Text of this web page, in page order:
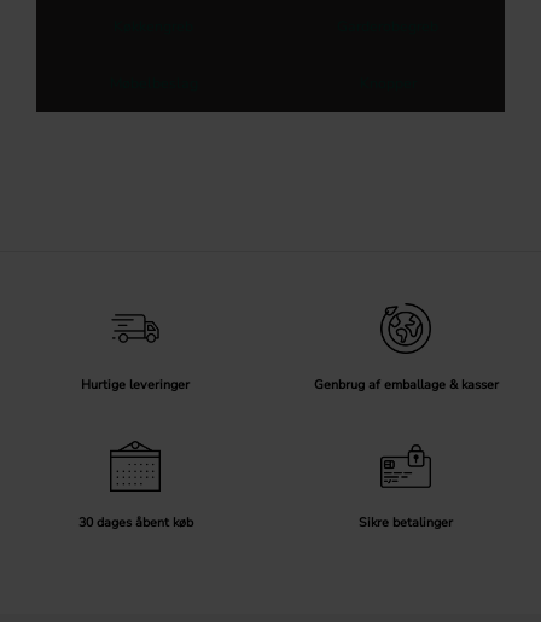
Hurtige leveringer Genbrug af emballage & kasser
30 dages åbent køb Sikre betalinger